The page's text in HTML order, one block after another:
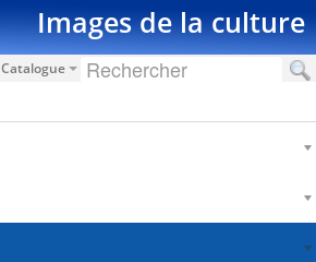
Images de la culture
Catalogue